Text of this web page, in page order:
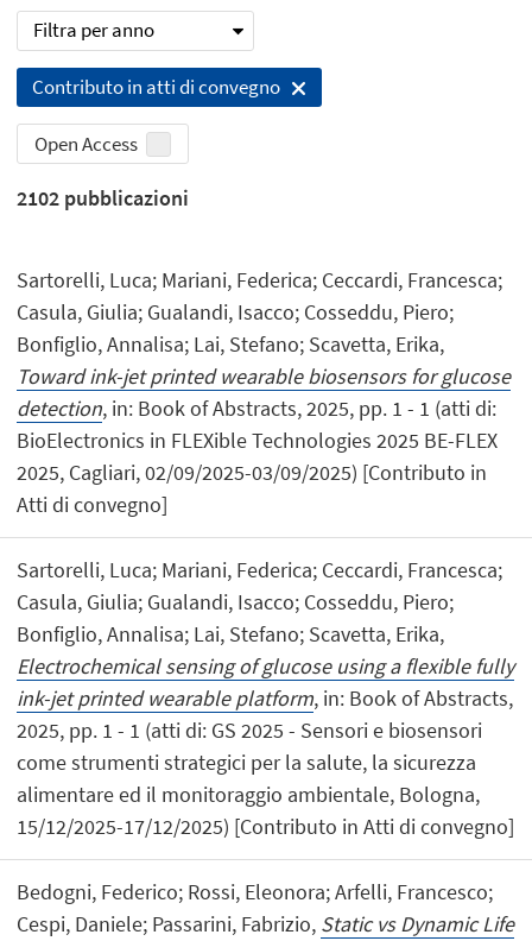
Filtra per anno
Contributo in atti di convegno
Open Access
2102 pubblicazioni
Sartorelli, Luca; Mariani, Federica; Ceccardi, Francesca;
Casula, Giulia; Gualandi, Isacco; Cosseddu, Piero;
Bonfiglio, Annalisa; Lai, Stefano; Scavetta, Erika,
Toward ink-jet printed wearable biosensors for glucose
detection, in: Book of Abstracts, 2025, pp. 1 - 1 (atti di:
BioElectronics in FLEXible Technologies 2025 BE-FLEX
2025, Cagliari, 02/09/2025-03/09/2025) [Contributo in
Atti di convegno]
Sartorelli, Luca; Mariani, Federica; Ceccardi, Francesca;
Casula, Giulia; Gualandi, Isacco; Cosseddu, Piero;
Bonfiglio, Annalisa; Lai, Stefano; Scavetta, Erika,
Electrochemical sensing of glucose using a flexible fully
ink-jet printed wearable platform, in: Book of Abstracts,
2025, pp. 1 - 1 (atti di: GS 2025 - Sensori e biosensori
come strumenti strategici per la salute, la sicurezza
alimentare ed il monitoraggio ambientale, Bologna,
15/12/2025-17/12/2025) [Contributo in Atti di convegno]
Bedogni, Federico; Rossi, Eleonora; Arfelli, Francesco;
Cespi, Daniele; Passarini, Fabrizio, Static vs Dynamic Life